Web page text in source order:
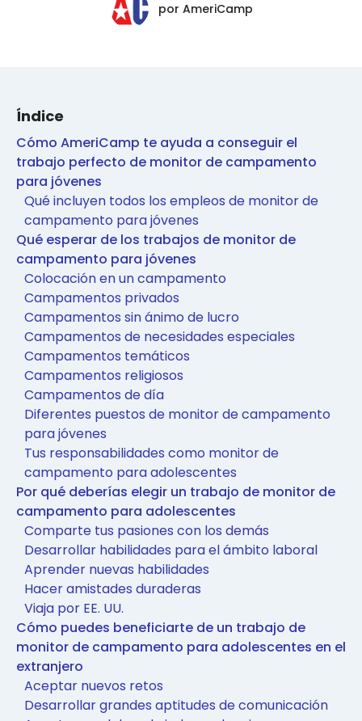
por AmeriCamp
Índice
Cómo AmeriCamp te ayuda a conseguir el
trabajo perfecto de monitor de campamento
para jóvenes
Qué incluyen todos los empleos de monitor de
campamento para jóvenes
Qué esperar de los trabajos de monitor de
campamento para jóvenes
Colocación en un campamento
Campamentos privados
Campamentos sin ánimo de lucro
Campamentos de necesidades especiales
Campamentos temáticos
Campamentos religiosos
Campamentos de día
Diferentes puestos de monitor de campamento
para jóvenes
Tus responsabilidades como monitor de
campamento para adolescentes
Por qué deberías elegir un trabajo de monitor de
campamento para adolescentes
Comparte tus pasiones con los demás
Desarrollar habilidades para el ámbito laboral
Aprender nuevas habilidades
Hacer amistades duraderas
Viaja por EE. UU.
Cómo puedes beneficiarte de un trabajo de
monitor de campamento para adolescentes en el
extranjero
Aceptar nuevos retos
Desarrollar grandes aptitudes de comunicación